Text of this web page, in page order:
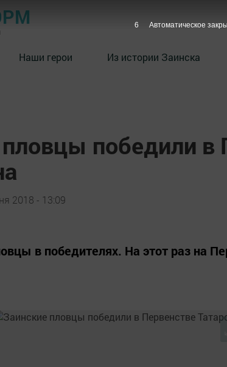
Наши герои Из истории Заинска
победили в
2018 - 13:09
в победителях. На этот раз на
5 Автоматическое